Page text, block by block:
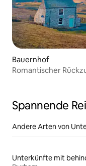
Bauernhof
Romantischer
Spannende
Andere Arten von